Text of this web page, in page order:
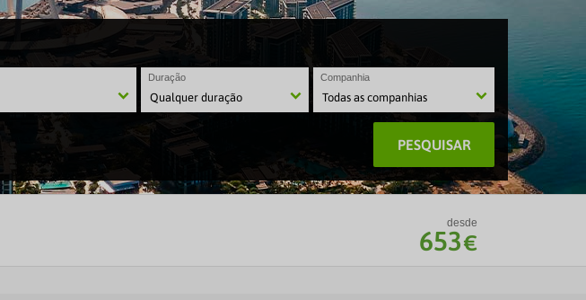
Duração Companhia
PESQUISAR
desde
653€